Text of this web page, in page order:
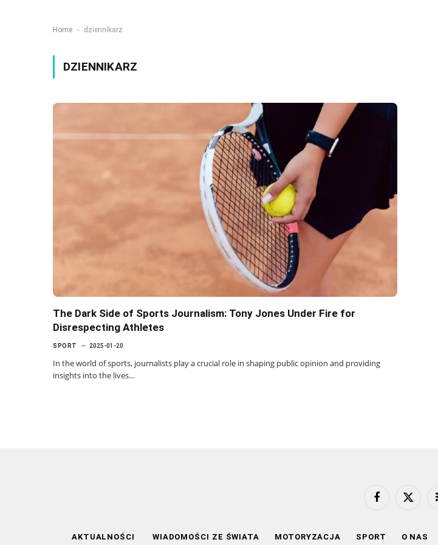
Home - dziennikarz
DZIENNIKARZ
The Dark Side of Sports Journalism: Tony Jones Under Fire for
Disrespecting Athletes
SPORT 2025-01-20
In the world of sports, journalists play a crucial role in shaping public opinion and providing
insights into the lives…
FacebookX
AKTUALNOŚCI WIADOMOŚCI ZE ŚWIATA MOTORYZACJA SPORT O NAS